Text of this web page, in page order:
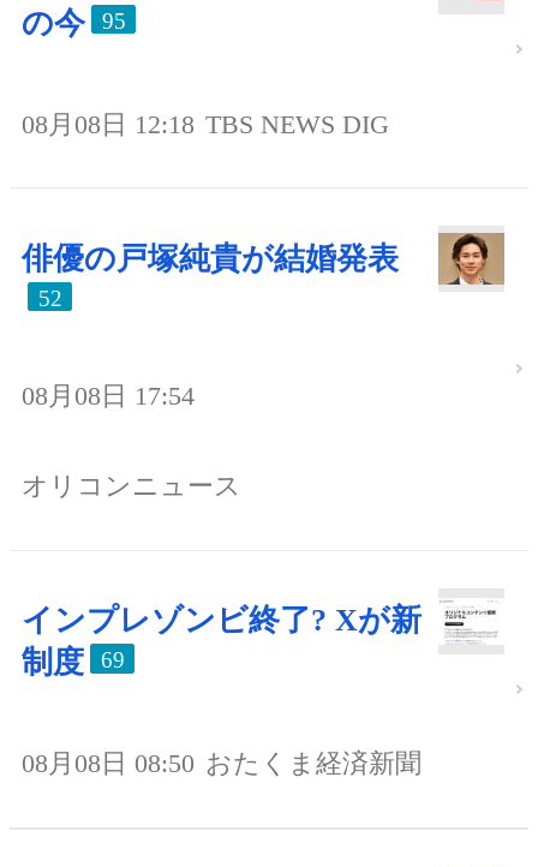
の今
95
08月08日 12:18 TBS NEWS DIG
俳優の戸塚純貴が結婚発表
52
08月08日 17:54
オリコンニュース
インプレゾンビ終了? Xが新
制度
69
08月08日 08:50 おたくま経済新聞